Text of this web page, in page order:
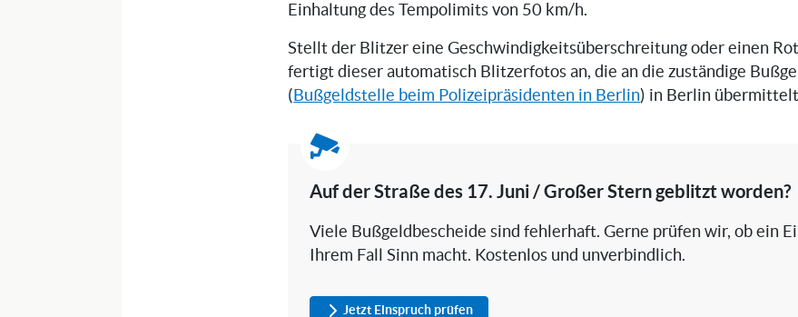
Einhaltung des Tempolimits von 50 km/h.
Stellt der Blitzer eine Geschwindigkeitsüberschreitung oder einen
fertigt dieser automatisch Blitzerfotos an, die an die zuständige
( Bußgeldstelle beim Polizeipräsidenten in Berlin) in Berlin
Auf der Straße des 17. Juni / Großer Stern geblitzt worden?
Viele Bußgeldbescheide sind fehlerhaft. Gerne prüfen wir, ob ein
Ihrem Fall Sinn macht. Kostenlos und unverbindlich.
Jetzt Einspruch prüfen